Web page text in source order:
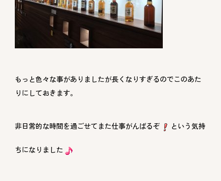
もっと色々な事がありましたが長くなりすぎるのでこのあた
りにしておきます。
非日常的な時間を過ごせてまた仕事がんばるぞ という気持
ちになりました